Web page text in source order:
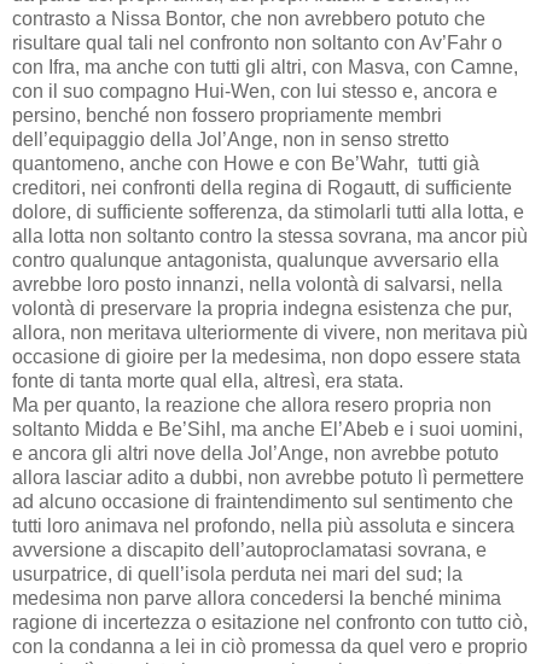
contrasto a Nissa Bontor, che non avrebbero potuto che
risultare qual tali nel confronto non soltanto con Av’Fahr o
con Ifra, ma anche con tutti gli altri, con Masva, con Camne,
con il suo compagno Hui-Wen, con lui stesso e, ancora e
persino, benché non fossero propriamente membri
dell’equipaggio della Jol’Ange, non in senso stretto
quantomeno, anche con Howe e con Be’Wahr, tutti già
creditori, nei confronti della regina di Rogautt, di sufficiente
dolore, di sufficiente sofferenza, da stimolarli tutti alla lotta, e
alla lotta non soltanto contro la stessa sovrana, ma ancor più
contro qualunque antagonista, qualunque avversario ella
avrebbe loro posto innanzi, nella volontà di salvarsi, nella
volontà di preservare la propria indegna esistenza che pur,
allora, non meritava ulteriormente di vivere, non meritava più
occasione di gioire per la medesima, non dopo essere stata
fonte di tanta morte qual ella, altresì, era stata.
Ma per quanto, la reazione che allora resero propria non
soltanto Midda e Be’Sihl, ma anche El’Abeb e i suoi uomini,
e ancora gli altri nove della Jol’Ange, non avrebbe potuto
allora lasciar adito a dubbi, non avrebbe potuto lì permettere
ad alcuno occasione di fraintendimento sul sentimento che
tutti loro animava nel profondo, nella più assoluta e sincera
avversione a discapito dell’autoproclamatasi sovrana, e
usurpatrice, di quell’isola perduta nei mari del sud; la
medesima non parve allora concedersi la benché minima
ragione di incertezza o esitazione nel confronto con tutto ciò,
con la condanna a lei in ciò promessa da quel vero e proprio